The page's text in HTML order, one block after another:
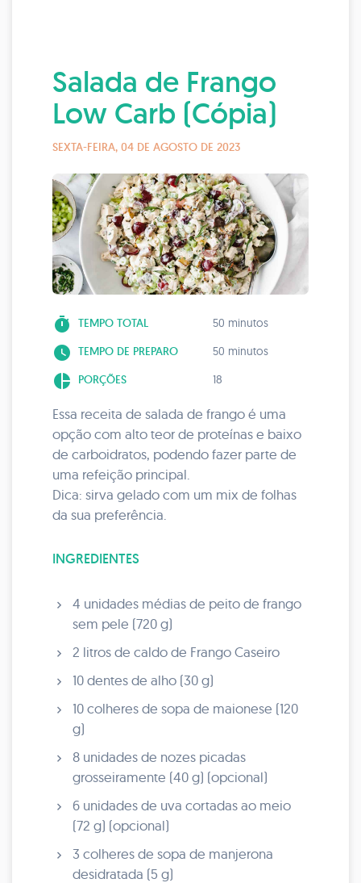
Salada de Frango
Low Carb (Cópia)
SEXTA-FEIRA, 04 DE AGOSTO DE 2023
timer TEMPO TOTAL 50 minutos
watch_later TEMPO DE PREPARO 50 minutos
pie_chart PORÇÕES 18
Essa receita de salada de frango é uma
opção com alto teor de proteínas e baixo
de carboidratos, podendo fazer parte de
uma refeição principal.
Dica: sirva gelado com um mix de folhas
da sua preferência.
INGREDIENTES
4 unidades médias de peito de frango
sem pele (720 g)
2 litros de caldo de Frango Caseiro
10 dentes de alho (30 g)
10 colheres de sopa de maionese (120
g)
8 unidades de nozes picadas
grosseiramente (40 g) (opcional)
6 unidades de uva cortadas ao meio
(72 g) (opcional)
3 colheres de sopa de manjerona
desidratada (5 g)